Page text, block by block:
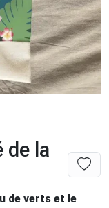
de la
de verts et le